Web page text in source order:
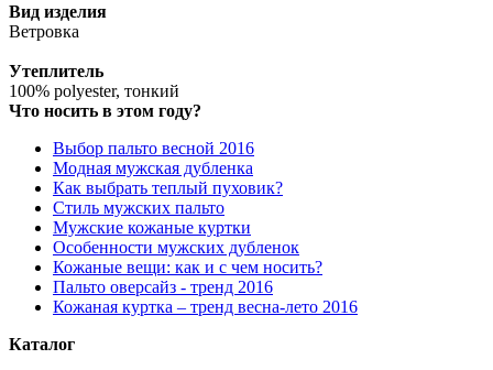
Вид изделия
Ветровка
Утеплитель
100% polyester, тонкий
Что носить в этом году?
Выбор пальто весной 2016
Модная мужская дубленка
Как выбрать теплый пуховик?
Стиль мужских пальто
Мужские кожаные куртки
Особенности мужских дубленок
Кожаные вещи: как и с чем носить?
Пальто оверсайз - тренд 2016
Кожаная куртка – тренд весна-лето 2016
Каталог